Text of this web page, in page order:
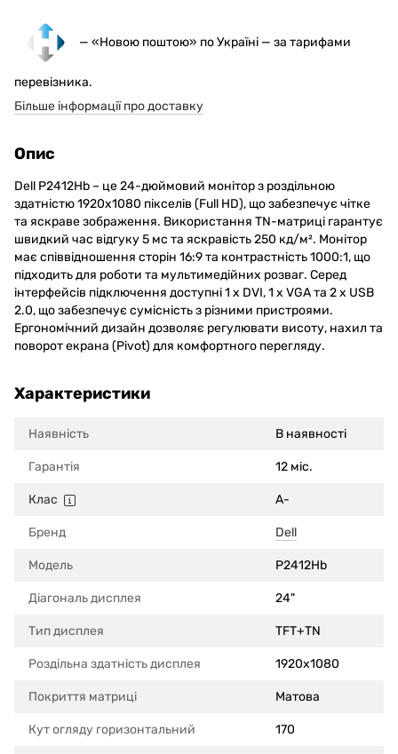
— «Новою поштою» по Україні — за тарифами
перевізника.
Більше інформації про доставку
Опис
Dell P2412Hb – це 24-дюймовий монітор з роздільною
здатністю 1920x1080 пікселів (Full HD), що забезпечує чітке
та яскраве зображення. Використання TN-матриці гарантує
швидкий час відгуку 5 мс та яскравість 250 кд/м². Монітор
має співвідношення сторін 16:9 та контрастність 1000:1, що
підходить для роботи та мультимедійних розваг. Серед
інтерфейсів підключення доступні 1 x DVI, 1 x VGA та 2 x USB
2.0, що забезпечує сумісність з різними пристроями.
Ергономічний дизайн дозволяє регулювати висоту, нахил та
поворот екрана (Pivot) для комфортного перегляду.
Характеристики
Наявність В наявності
Гарантія 12 міс.
Клас A-
Бренд Dell
Модель P2412Hb
Діагональ дисплея 24"
Тип дисплея TFT+TN
Роздільна здатність дисплея 1920x1080
Покриття матриці Матова
Кут огляду горизонтальний 170